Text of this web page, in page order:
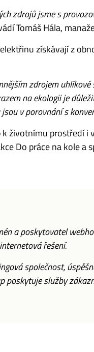
zdrojů jsme s
Tomáš Hála,
získávají z
zdrojem
na ekologii je
v porovnání s
životnímu prostředí i
Do práce na kole
a poskytovatel
řešení.
společnost,
služby